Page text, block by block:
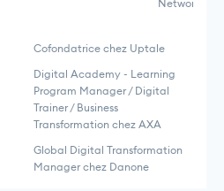
Networking,
Cofondatrice chez Uptale
Digital Academy - Learning
Program Manager / Digital
Trainer / Business
Transformation chez AXA
Global Digital Transformation
Manager chez Danone